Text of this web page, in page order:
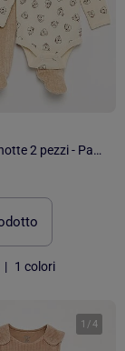
Completo notte 2 pezzi - Pagliaccetto senza maniche + body
| 1 colori
1 /4